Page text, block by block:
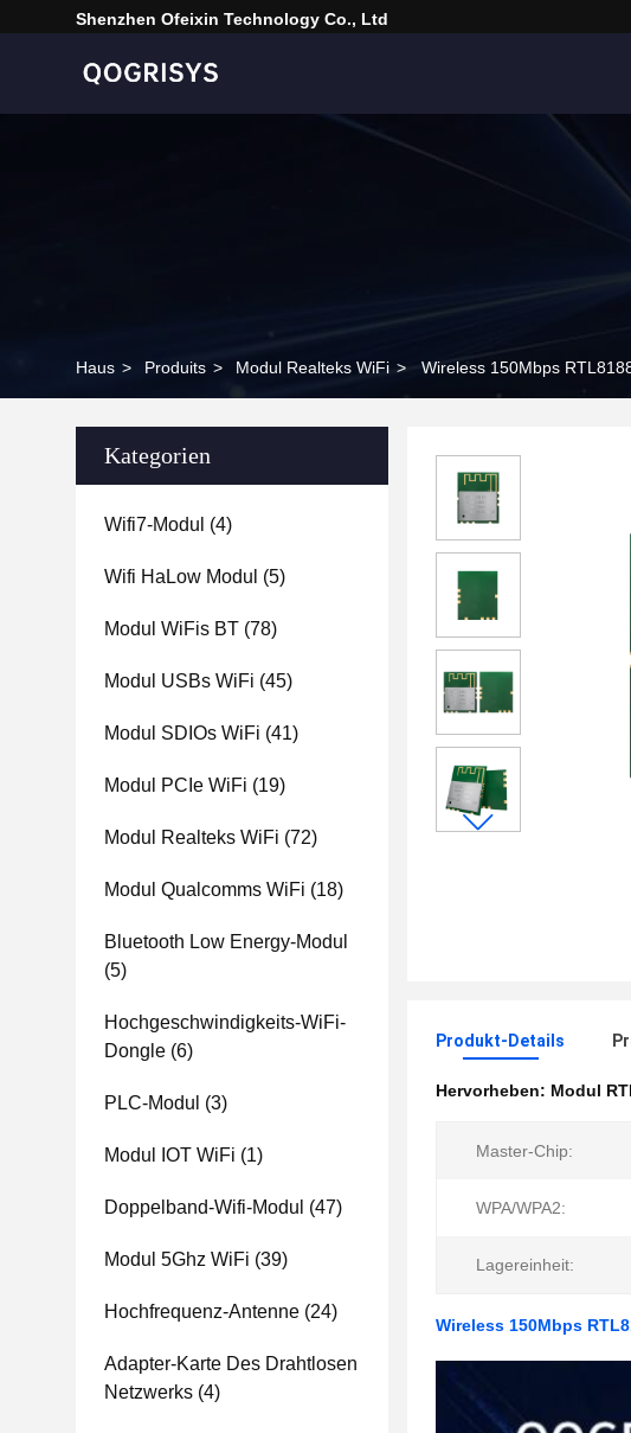
Shenzhen Ofeixin Technology Co., Ltd
Haus > Produits > Modul Realteks WiFi > Wireless 150Mbps
Kategorien
Wifi7-Modul (4)
Wifi HaLow Modul (5)
Modul WiFis BT (78)
Modul USBs WiFi (45)
Modul SDIOs WiFi (41)
Modul PCIe WiFi (19)
Modul Realteks WiFi (72)
Modul Qualcomms WiFi (18)
Bluetooth Low Energy-Modul
(5)
Hochgeschwindigkeits-WiFi-
Dongle (6)
PLC-Modul (3)
Modul IOT WiFi (1)
Doppelband-Wifi-Modul (47)
Modul 5Ghz WiFi (39)
Hochfrequenz-Antenne (24)
Adapter-Karte Des Drahtlosen
Netzwerks (4)
Produkt-Details
Hervorheben: Modul
Master-Chip:
WPA/WPA2:
Lagereinheit:
Wireless 150Mbps